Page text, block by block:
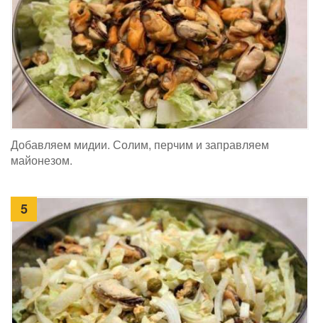
Добавляем мидии. Солим, перчим и заправляем
майонезом.
5